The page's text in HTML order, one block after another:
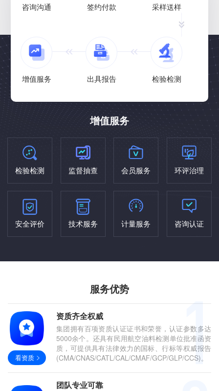
咨询沟通 签约付款 采样送样
增值服务 出具报告 检验检测
增值服务
检验检测 监督抽查 会员服务 环评治理
安全评价 技术服务 计量服务 咨询认证
服务优势
看资质
资质齐全权威
集团拥有百项资质认证证书和荣誉，认证参数多达
5000余个。还具有民用航空油料检测单位批准函资
质，可提供具有法律效力的国标、行标等权威报告
(CMA/CNAS/CATL/CAL/CMAF/GCP/GLP/CCS)。
团队专业可靠